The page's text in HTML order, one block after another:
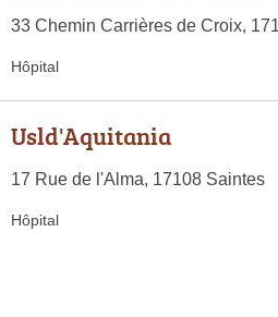
33 Chemin Carrières de Croix,
Hôpital
Usld'Aquitania
17 Rue de l'Alma, 17108 Saintes
Hôpital